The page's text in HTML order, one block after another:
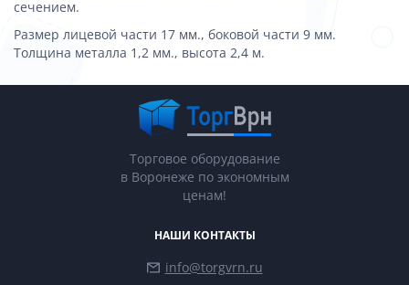
сечением.
Размер лицевой части 17 мм., боковой части 9 мм.
Толщина металла 1,2 мм., высота 2,4 м.
Торговое оборудование
в Воронеже по экономным
ценам!
НАШИ КОНТАКТЫ
info@torgvrn.ru